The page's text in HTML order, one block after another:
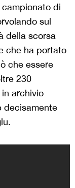
di
sul
della scorsa
che ha portato
che essere
230
archivio
decisamente